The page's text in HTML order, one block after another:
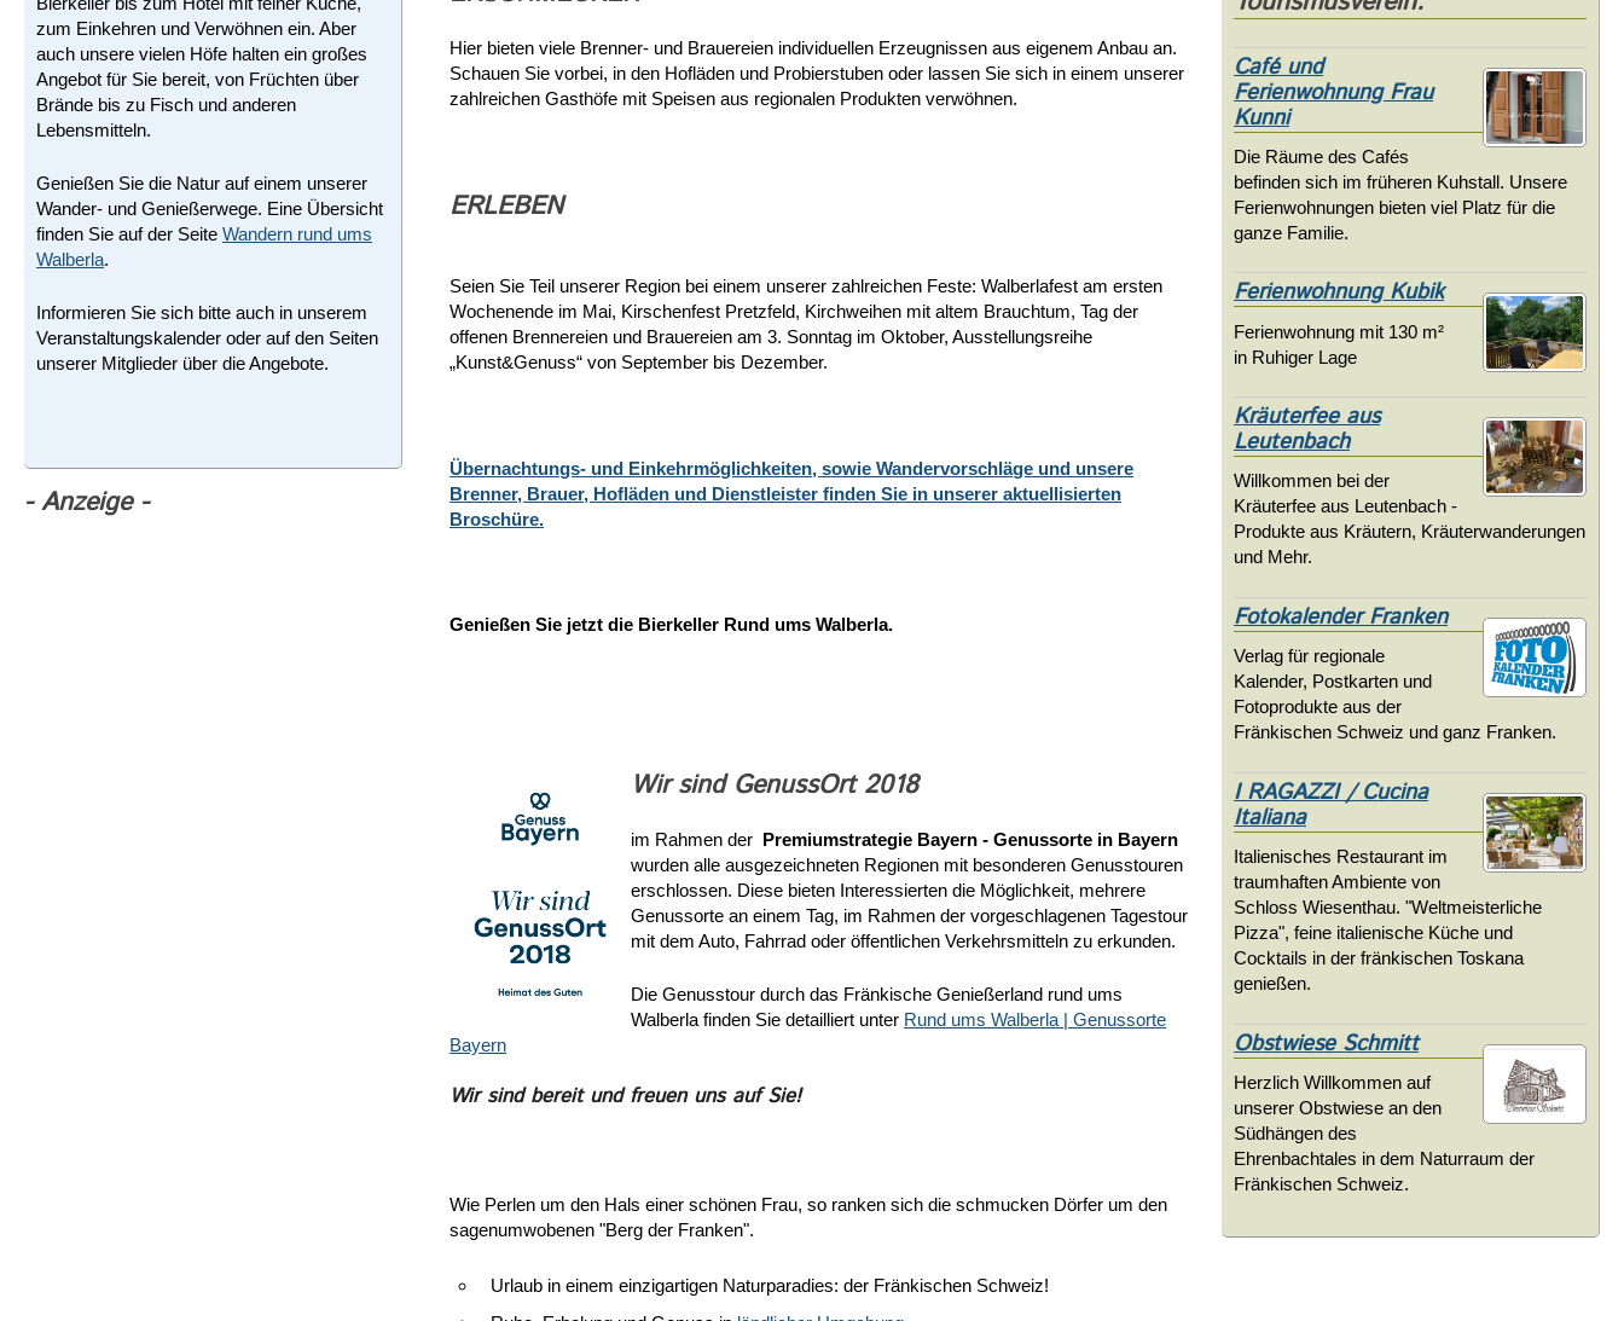
Hier bieten viele Brenner- und Brauereien individuellen Erzeugnissen aus eigenem Anbau an.
Schauen Sie vorbei, in den Hofläden und Probierstuben oder lassen Sie sich in einem unserer
zahlreichen Gasthöfe mit Speisen aus regionalen Produkten verwöhnen.
ERLEBEN
Seien Sie Teil unserer Region bei einem unserer zahlreichen Feste: Walberlafest am ersten
Wochenende im Mai, Kirschenfest Pretzfeld, Kirchweihen mit altem Brauchtum, Tag der
offenen Brennereien und Brauereien am 3. Sonntag im Oktober, Ausstellungsreihe
„Kunst&Genuss“ von September bis Dezember.
Übernachtungs- und Einkehrmöglichkeiten, sowie Wandervorschläge und unsere
Brenner, Brauer, Hofläden und Dienstleister finden Sie in unserer aktuellisierten
Broschüre.
Genießen Sie jetzt die Bierkeller Rund ums Walberla.
Wir sind GenussOrt 2018
im Rahmen der Premiumstrategie Bayern - Genussorte in Bayern
wurden alle ausgezeichneten Regionen mit besonderen Genusstouren
erschlossen. Diese bieten Interessierten die Möglichkeit, mehrere
Genussorte an einem Tag, im Rahmen der vorgeschlagenen Tagestour
mit dem Auto, Fahrrad oder öffentlichen Verkehrsmitteln zu erkunden.
Die Genusstour durch das Fränkische Genießerland rund ums
Walberla finden Sie detailliert unter Rund ums Walberla | Genussorte
Bayern
Wir sind bereit und freuen uns auf Sie!
Wie Perlen um den Hals einer schönen Frau, so ranken sich die schmucken Dörfer um den
sagenumwobenen "Berg der Franken".
Urlaub in einem einzigartigen Naturparadies: der Fränkischen Schweiz!
zum Einkehren und Verwöhnen ein. Aber
auch unsere vielen Höfe halten ein großes
Angebot für Sie bereit, von Früchten über
Brände bis zu Fisch und anderen
Lebensmitteln.
Genießen Sie die Natur auf einem unserer
Wander- und Genießerwege. Eine Übersicht
finden Sie auf der Seite Wandern rund ums
Walberla.
Informieren Sie sich bitte auch in unserem
Veranstaltungskalender oder auf den Seiten
unserer Mitglieder über die Angebote.
- Anzeige -
Café und
Ferienwohnung Frau
Kunni
Die Räume des Cafés
befinden sich im früheren Kuhstall. Unsere
Ferienwohnungen bieten viel Platz für die
ganze Familie.
Ferienwohnung Kubik
Ferienwohnung mit 130 m²
in Ruhiger Lage
Kräuterfee aus
Leutenbach
Willkommen bei der
Kräuterfee aus Leutenbach -
Produkte aus Kräutern, Kräuterwanderungen
und Mehr.
Fotokalender Franken
Verlag für regionale
Kalender, Postkarten und
Fotoprodukte aus der
Fränkischen Schweiz und ganz Franken.
I RAGAZZI / Cucina
Italiana
Italienisches Restaurant im
traumhaften Ambiente von
Schloss Wiesenthau. "Weltmeisterliche
Pizza", feine italienische Küche und
Cocktails in der fränkischen Toskana
genießen.
Obstwiese Schmitt
Herzlich Willkommen auf
unserer Obstwiese an den
Südhängen des
Ehrenbachtales in dem Naturraum der
Fränkischen Schweiz.